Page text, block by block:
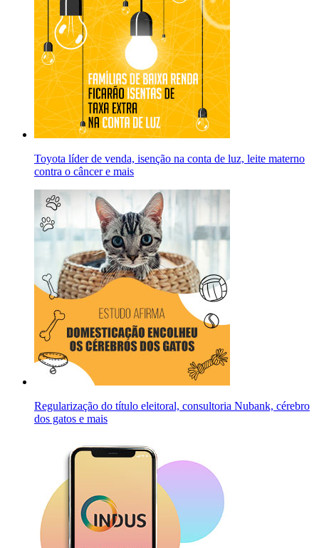
Toyota líder de venda, isenção na conta de luz, leite materno
contra o câncer e mais
Regularização do título eleitoral, consultoria Nubank, cérebro
dos gatos e mais